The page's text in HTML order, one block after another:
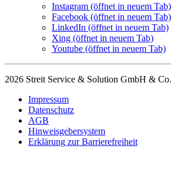
Instagram (öffnet in neuem Tab)
Facebook (öffnet in neuem Tab)
LinkedIn (öffnet in neuem Tab)
Xing (öffnet in neuem Tab)
Youtube (öffnet in neuem Tab)
2026 Streit Service & Solution GmbH &
Impressum
Datenschutz
AGB
Hinweisgebersystem
Erklärung zur Barrierefreiheit